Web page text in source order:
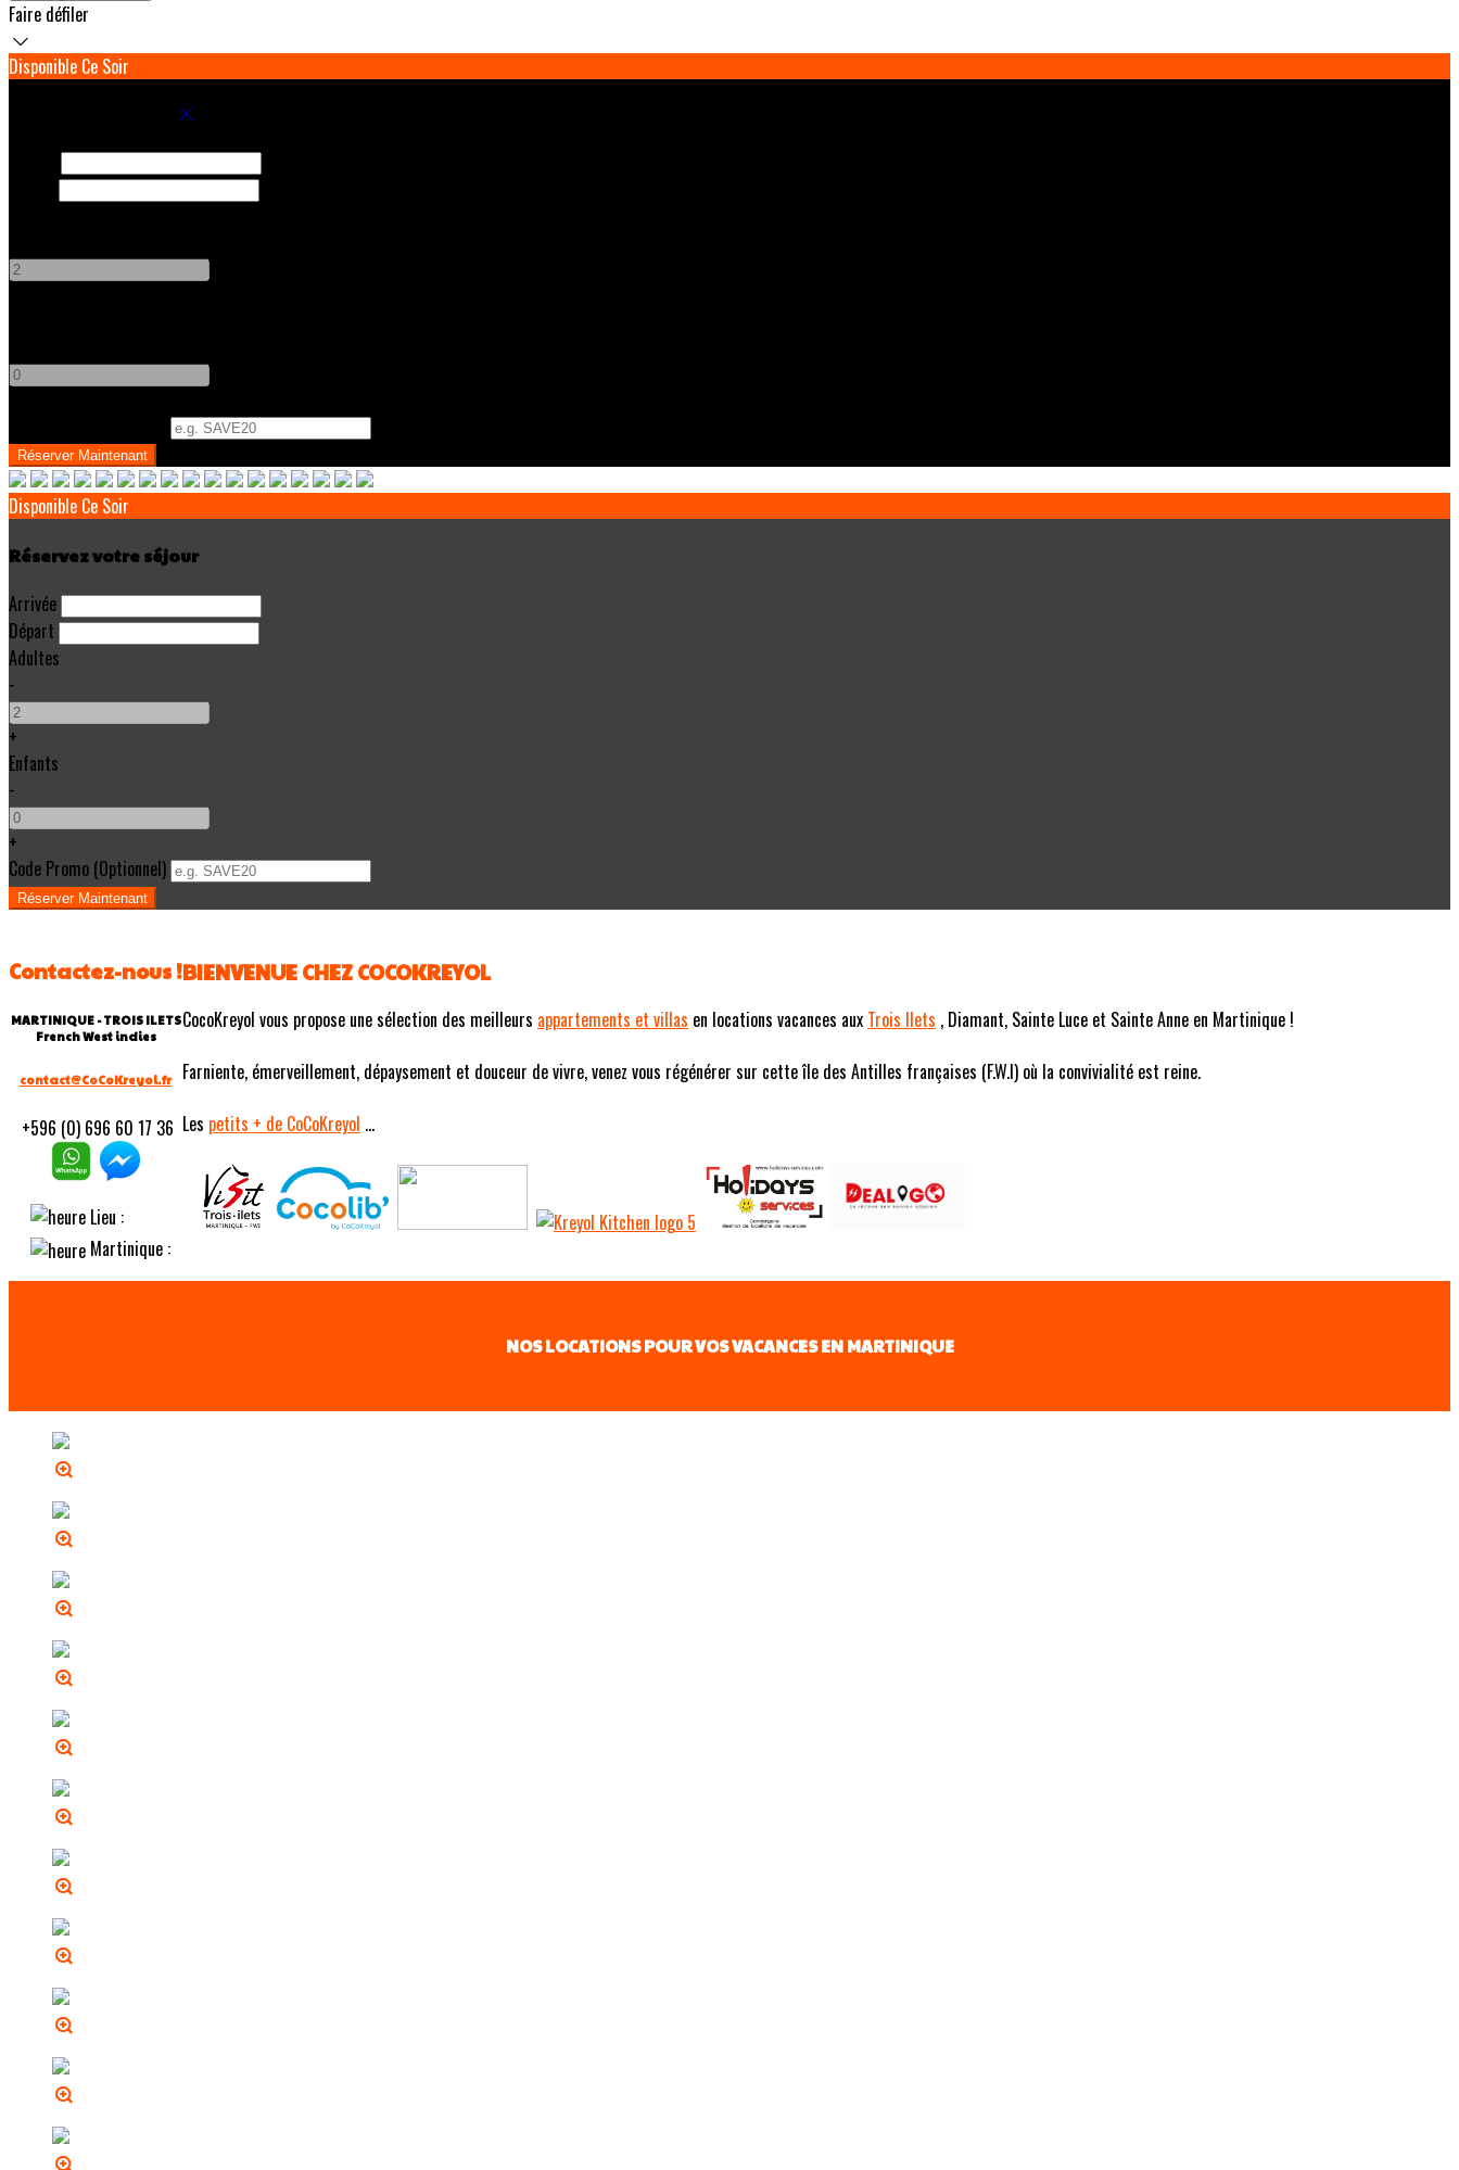
Faire défiler
Disponible Ce Soir
Disponible Ce Soir
Réservez votre séjour
Arrivée
Départ
Adultes
-
+
Enfants
-
+
Code Promo (Optionnel)
Contactez-nous !
MARTINIQUE - TROIS ILETS
French West indies
contact@CoCoKreyol.fr
+596 (0) 696 60 17 36
Lieu :
Martinique :
BIENVENUE CHEZ COCOKREYOL
CocoKreyol vous propose une sélection des meilleurs appartements et villas en locations vacances aux Trois Ilets , Diamant, Sainte Luce et Sainte Anne en Martinique !
Farniente, émerveillement, dépaysement et douceur de vivre, venez vous régénérer sur cette île des Antilles françaises (F.W.I) où la convivialité est reine.
Les petits + de CoCoKreyol ...
NOS LOCATIONS POUR VOS VACANCES EN MARTINIQUE